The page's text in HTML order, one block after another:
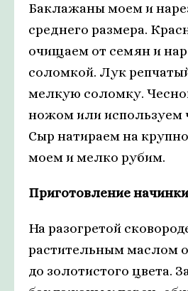
Баклажаны моем и
среднего размера.
очищаем от семян и
соломкой. Лук
мелкую соломку.
ножом или используем
Сыр натираем на
моем и мелко рубим.
Приготовление
На разогретой
растительным маслом
до золотистого цвета.